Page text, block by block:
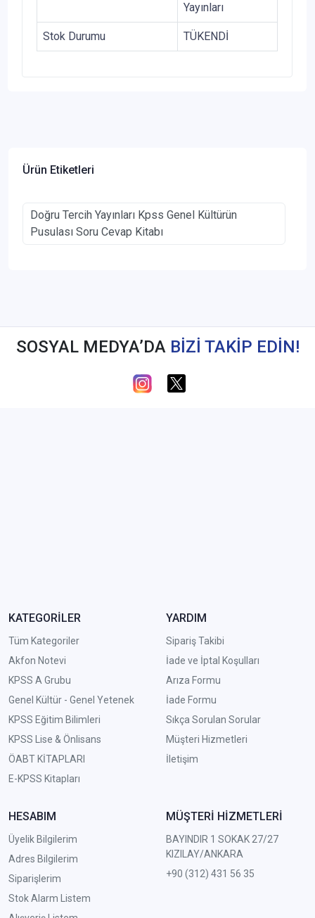
Yayınları
Stok Durumu TÜKENDİ
Ürün Etiketleri
Doğru Tercih Yayınları Kpss Genel Kültürün
Pusulası Soru Cevap Kitabı
SOSYAL MEDYA’DA BİZİ TAKİP EDİN!
KATEGORİLER
Tüm Kategoriler
Akfon Notevi
KPSS A Grubu
Genel Kültür - Genel Yetenek
KPSS Eğitim Bilimleri
KPSS Lise & Önlisans
ÖABT KİTAPLARI
E-KPSS Kitapları
YARDIM
Sipariş Takibi
İade ve İptal Koşulları
Arıza Formu
İade Formu
Sıkça Sorulan Sorular
Müşteri Hizmetleri
İletişim
HESABIM
Üyelik Bilgilerim
Adres Bilgilerim
Siparişlerim
Stok Alarm Listem
MÜŞTERİ HİZMETLERİ
BAYINDIR 1 SOKAK 27/27
KIZILAY/ANKARA
+90 (312) 431 56 35